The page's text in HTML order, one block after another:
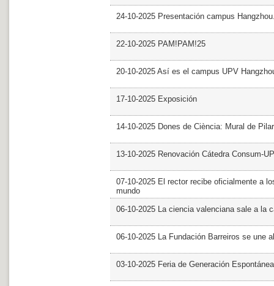
24-10-2025 Presentación campus
22-10-2025 PAM!PAM!25
20-10-2025 Así es el campus UPV
17-10-2025 Exposición
14-10-2025 Dones de Ciència: Mural de
13-10-2025 Renovación Cátedra Consum-
07-10-2025 El rector recibe oficialmente a
mundo
06-10-2025 La ciencia valenciana sale a la
06-10-2025 La Fundación Barreiros se une
03-10-2025 Feria de Generación Espontánea